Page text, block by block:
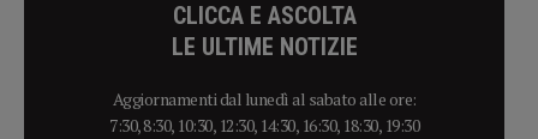
CLICCA E ASCOLTA
LE ULTIME NOTIZIE
Aggiornamenti dal lunedì al sabato alle ore:
7:30, 8:30, 10:30, 12:30, 14:30, 16:30, 18:30, 19:30